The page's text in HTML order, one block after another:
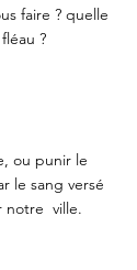
faire ? quelle
?
ou punir le
le sang versé
notre  ville.